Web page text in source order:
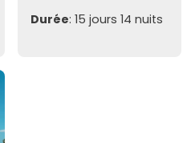
Durée: 15 jours 14 nuits